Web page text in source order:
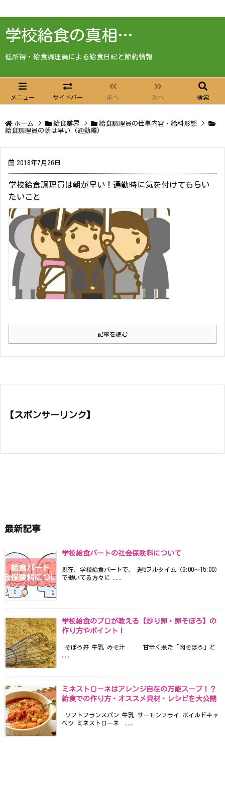
学校給食の真相…
低所得・給食調理員による給食日記と節約情報
メニュー サイドバー 前へ 次へ 検索
ホーム > 給食業界 > 給食調理員の仕事内容・給料形態
>
給食調理員の朝は早い (通勤編)
2018年7月26日
学校給食調理員は朝が早い！通勤時に気を付けてもらい
たいこと
記事を読む
【スポンサーリンク】
最新記事
学校給食パートの社会保険料について
現在、学校給食パートで、 週5フルタイム（9:00〜15:00）
で働いてる方々に ...
学校給食のプロが教える【炒り卵・卵そぼろ】の
作り方やポイント！
そぼろ丼 牛乳 みそ汁 甘辛く煮た「肉そぼろ」と
ミネストローネはアレンジ自在の万能スープ！？
給食での作り方・オススメ具材・レシピを大公開
ソフトフランスパン 牛乳 サーモンフライ ボイルドキャ
ベツ ミネストローネ ...